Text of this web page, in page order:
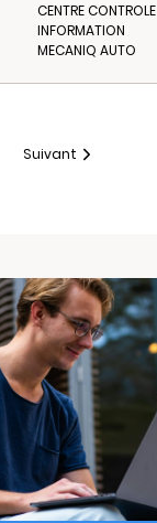
CENTRE CONTROLE
INFORMATION
MECANIQ AUTO
Suivant